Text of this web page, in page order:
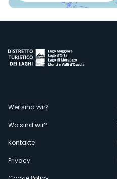
Menù
secondario
Wer sind wir?
Wo sind wir?
Kontakte
Privacy